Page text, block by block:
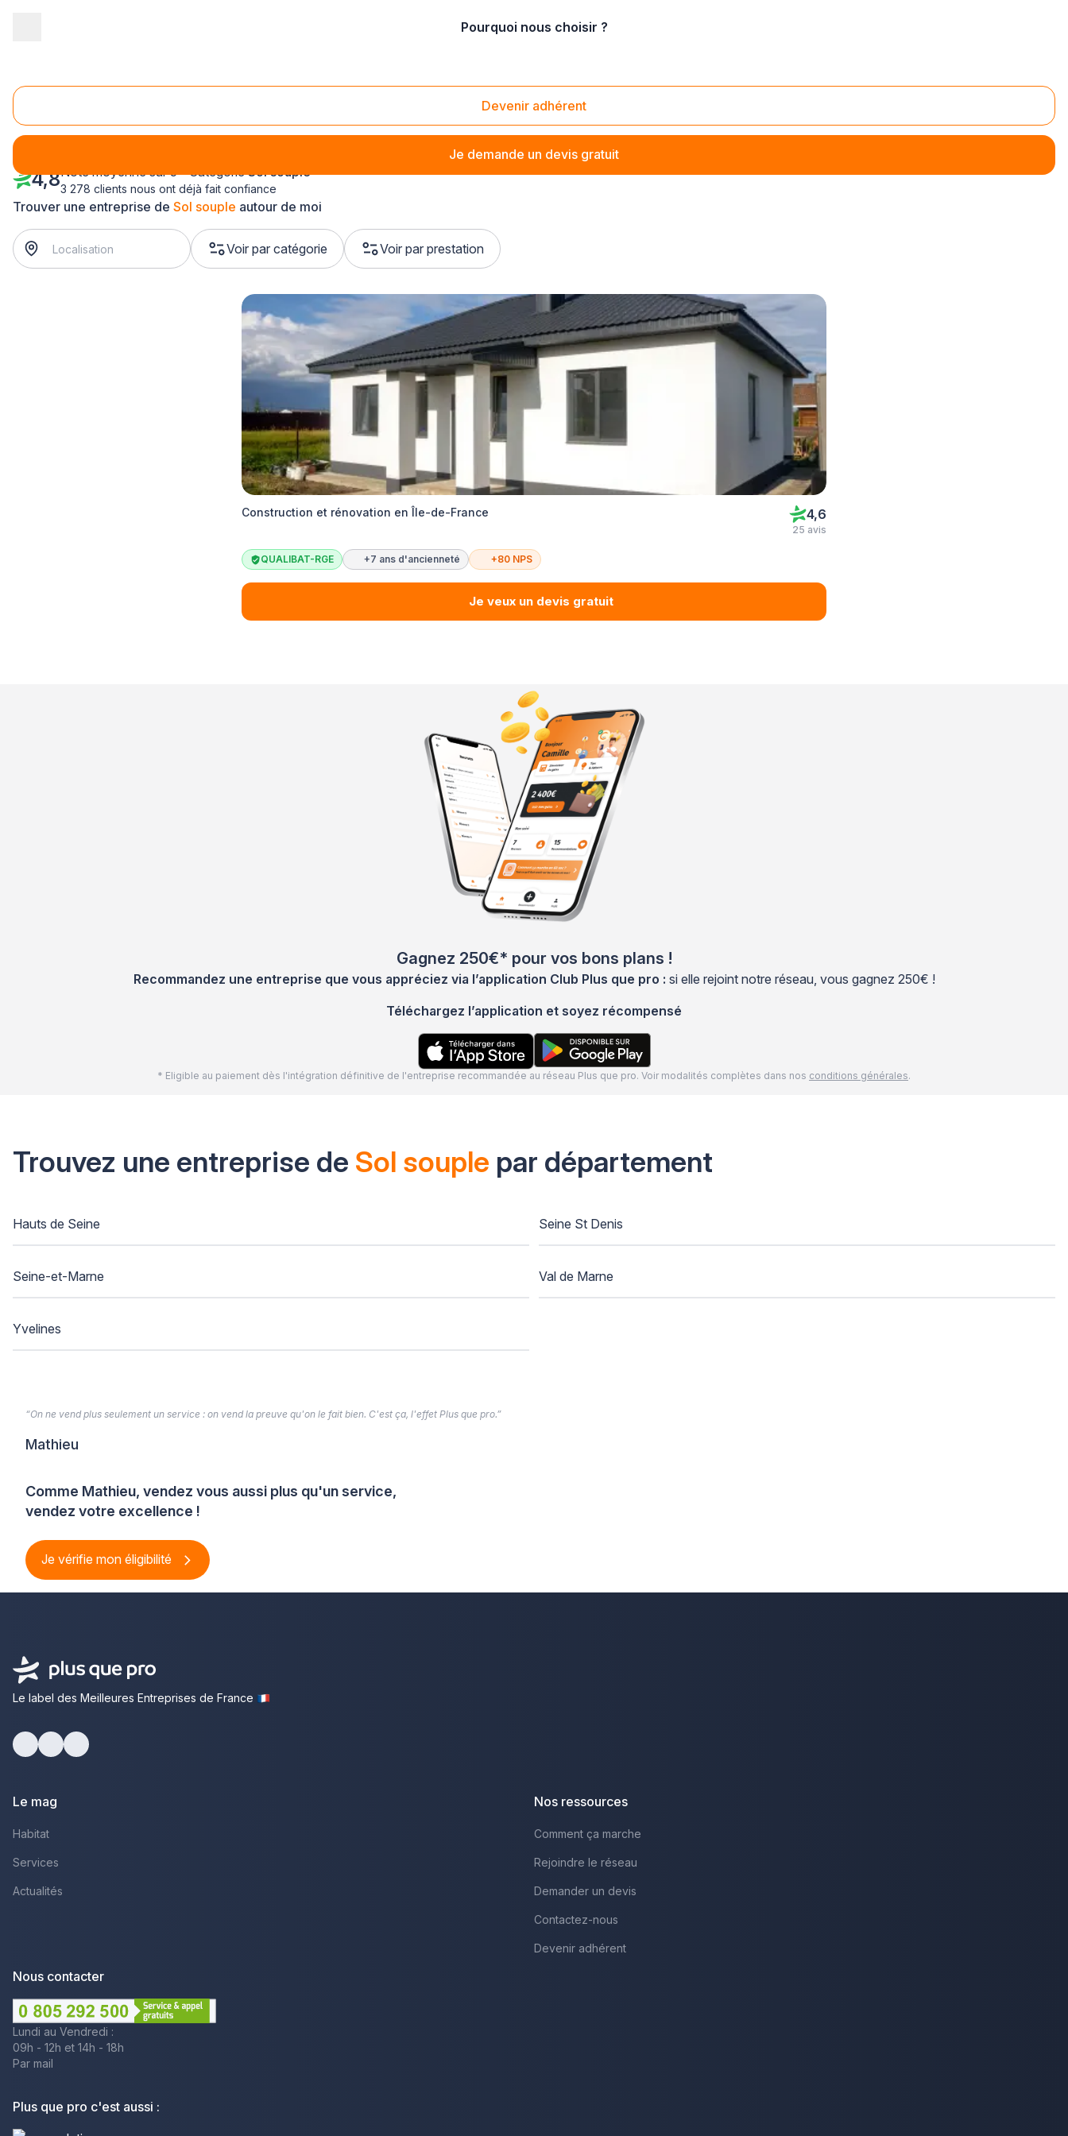
Pourquoi nous choisir ?
Devenir adhérent
Je demande un devis gratuit
Sol souple Essonne (91)
Trouver une entreprise de Sol souple autour de moi
Voir par catégorie Voir par prestation
4,8Note moyenne sur 5 - CatégorieSol souple
3 278 clients nous ont déjà fait confiance
Construction et rénovation en Île-de-France 4,6
25 avis
QUALIBAT-RGE +7 ans d'ancienneté +80 NPS
Je veux un devis gratuit
Gagnez 250€* pour vos bons plans !
Recommandez une entreprise que vous appréciez via l’application Club Plus que pro : si elle rejoint notre réseau, vous gagnez 250€ !
Téléchargez l’application et soyez récompensé
* Eligible au paiement dès l'intégration définitive de l'entreprise recommandée au réseau Plus que pro. Voir modalités complètes dans nos conditions générales.
Trouvez une entreprise de Sol souple par département
Hauts de Seine Seine St Denis
Seine-et-Marne Val de Marne
Yvelines
Comme Mathieu, vendez vous aussi plus qu'un service,
vendez votre excellence !
Je vérifie mon éligibilité
“On ne vend plus seulement un service : on vend la preuve qu'on le fait bien. C'est ça, l'effet Plus que pro.”
Mathieu
Le label des Meilleures Entreprises de France
Le mag
Habitat
Services
Actualités
Nos ressources
Comment ça marche
Rejoindre le réseau
Demander un devis
Contactez-nous
Devenir adhérent
Nous contacter
Lundi au Vendredi :
09h - 12h et 14h - 18h
Par mail
Plus que pro c'est aussi :